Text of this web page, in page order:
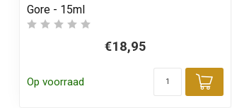
Gore - 15ml
€18,95
Op voorraad